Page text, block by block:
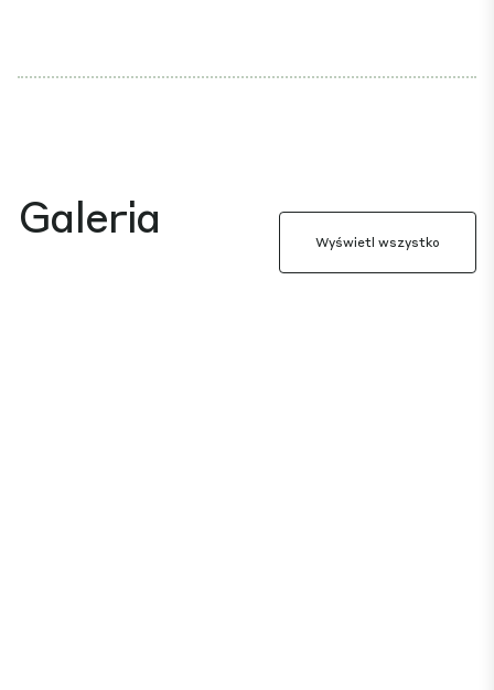
Galeria Wyświetl wszystko